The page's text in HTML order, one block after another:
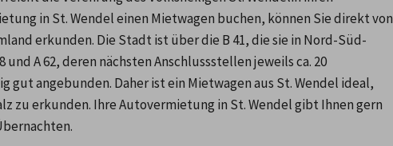
in St. Wendel einen Mietwagen buchen, können Sie direkt von
erkunden. Die Stadt ist über die B 41, die sie in Nord-Süd-
A 62, deren nächsten Anschlussstellen jeweils ca. 20
angebunden. Daher ist ein Mietwagen aus St. Wendel ideal,
zu erkunden. Ihre Autovermietung in St. Wendel gibt Ihnen gern